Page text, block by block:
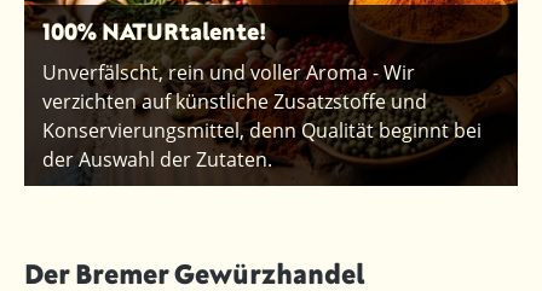
100% NATURtalente!
Unverfälscht, rein und voller Aroma - Wir
verzichten auf künstliche Zusatzstoffe und
Konservierungsmittel, denn Qualität beginnt bei
der Auswahl der Zutaten.
Der Bremer Gewürzhandel